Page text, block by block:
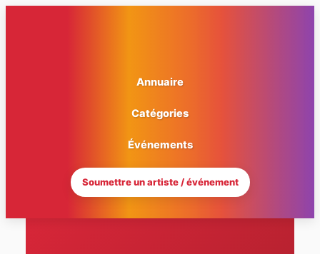
Annuaire
Catégories
Événements
Soumettre un artiste / événement